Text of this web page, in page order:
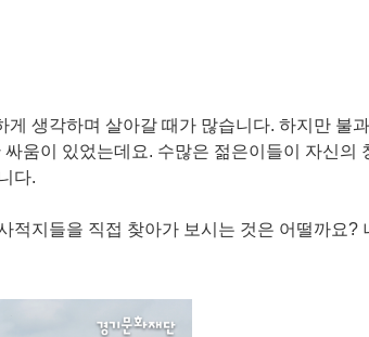
생각하며 살아갈 때가 많습니다. 하지만 불
움이 있었는데요. 수많은 젊은이들이 자신의
다.
적지들을 직접 찾아가 보시는 것은 어떨까요?